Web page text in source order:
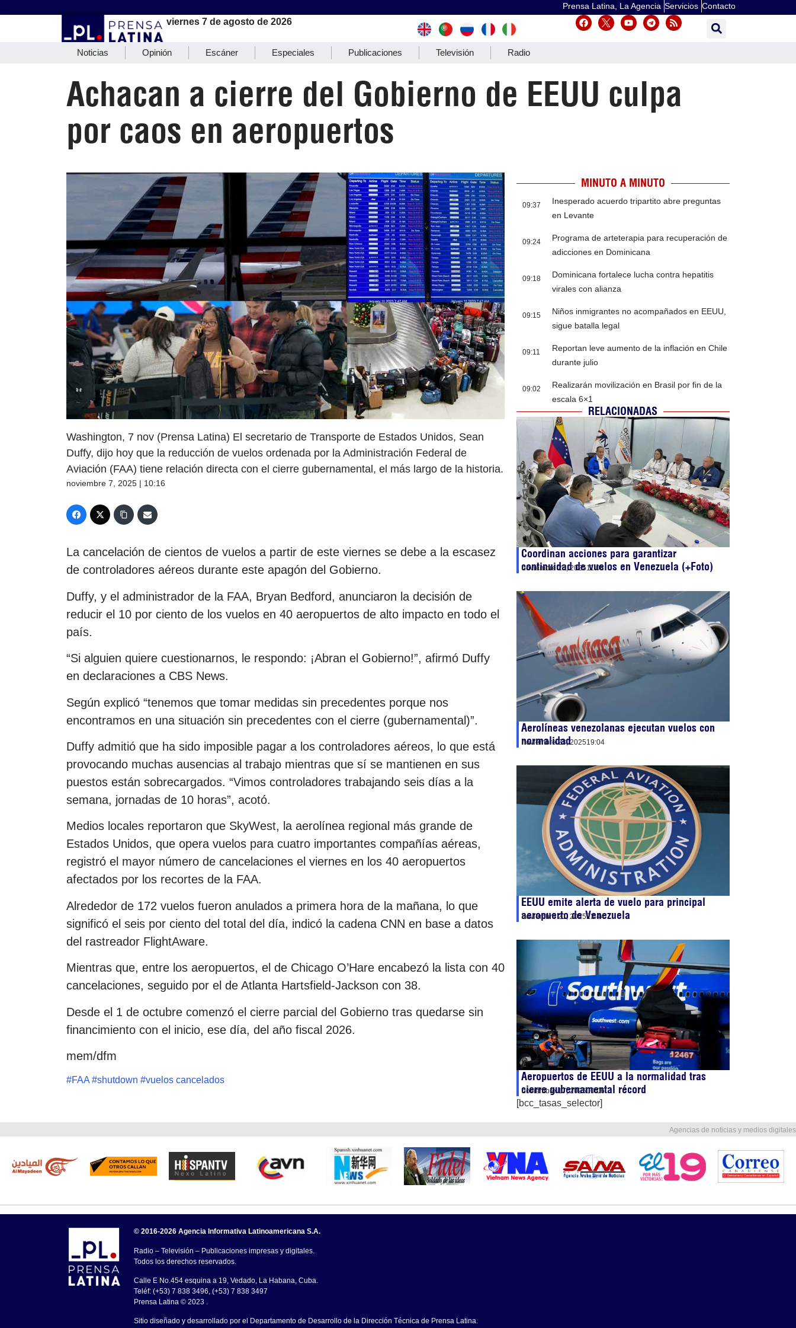
Prensa Latina, La Agencia Servicios Contacto
viernes 7 de agosto de 2026
Noticias Opinión Escáner Especiales Publicaciones Televisión Radio
Achacan a cierre del Gobierno de EEUU culpa
por caos en aeropuertos
Washington, 7 nov (Prensa Latina) El secretario de Transporte de Estados Unidos, Sean
Duffy, dijo hoy que la reducción de vuelos ordenada por la Administración Federal de
Aviación (FAA) tiene relación directa con el cierre gubernamental, el más largo de la historia.
noviembre 7, 2025 | 10:16
La cancelación de cientos de vuelos a partir de este viernes se debe a la escasez
de controladores aéreos durante este apagón del Gobierno.
Duffy, y el administrador de la FAA, Bryan Bedford, anunciaron la decisión de
reducir el 10 por ciento de los vuelos en 40 aeropuertos de alto impacto en todo el
país.
“Si alguien quiere cuestionarnos, le respondo: ¡Abran el Gobierno!”, afirmó Duffy
en declaraciones a CBS News.
Según explicó “tenemos que tomar medidas sin precedentes porque nos
encontramos en una situación sin precedentes con el cierre (gubernamental)”.
Duffy admitió que ha sido imposible pagar a los controladores aéreos, lo que está
provocando muchas ausencias al trabajo mientras que sí se mantienen en sus
puestos están sobrecargados. “Vimos controladores trabajando seis días a la
semana, jornadas de 10 horas”, acotó.
Medios locales reportaron que SkyWest, la aerolínea regional más grande de
Estados Unidos, que opera vuelos para cuatro importantes compañías aéreas,
registró el mayor número de cancelaciones el viernes en los 40 aeropuertos
afectados por los recortes de la FAA.
Alrededor de 172 vuelos fueron anulados a primera hora de la mañana, lo que
significó el seis por ciento del total del día, indicó la cadena CNN en base a datos
del rastreador FlightAware.
Mientras que, entre los aeropuertos, el de Chicago O’Hare encabezó la lista con 40
cancelaciones, seguido por el de Atlanta Hartsfield-Jackson con 38.
Desde el 1 de octubre comenzó el cierre parcial del Gobierno tras quedarse sin
financimiento con el inicio, ese día, del año fiscal 2026.
mem/dfm
#FAA #shutdown #vuelos cancelados
MINUTO A MINUTO
09:37
Inesperado acuerdo tripartito abre preguntas
en Levante
09:24
Programa de arteterapia para recuperación de
adicciones en Dominicana
09:18
Dominicana fortalece lucha contra hepatitis
virales con alianza
09:15
Niños inmigrantes no acompañados en EEUU,
sigue batalla legal
09:11
Reportan leve aumento de la inflación en Chile
durante julio
09:02
Realizarán movilización en Brasil por fin de la
escala 6×1
RELACIONADAS
Coordinan acciones para garantizar
continuidad de vuelos en Venezuela (+Foto)
noviembre 25, 202511:08
Aerolíneas venezolanas ejecutan vuelos con
normalidad
noviembre 23, 202519:04
EEUU emite alerta de vuelo para principal
aeropuerto de Venezuela
noviembre 21, 202523:44
Aeropuertos de EEUU a la normalidad tras
cierre gubernamental récord
noviembre 17, 202500:06
[bcc_tasas_selector]
Agencias de noticias y medios digitales
© 2016-2026 Agencia Informativa Latinoamericana S.A.
Radio – Televisión – Publicaciones impresas y digitales.
Todos los derechos reservados.
Calle E No.454 esquina a 19, Vedado, La Habana, Cuba.
Teléf: (+53) 7 838 3496, (+53) 7 838 3497
Prensa Latina © 2023 .
Sitio diseñado y desarrollado por el Departamento de Desarrollo de la Dirección Técnica de Prensa Latina.